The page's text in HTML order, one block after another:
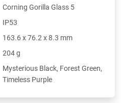
Corning Gorilla Glass 5
IP53
163.6 x 76.2 x 8.3 mm
204 g
Mysterious Black, Forest Green,
Timeless Purple